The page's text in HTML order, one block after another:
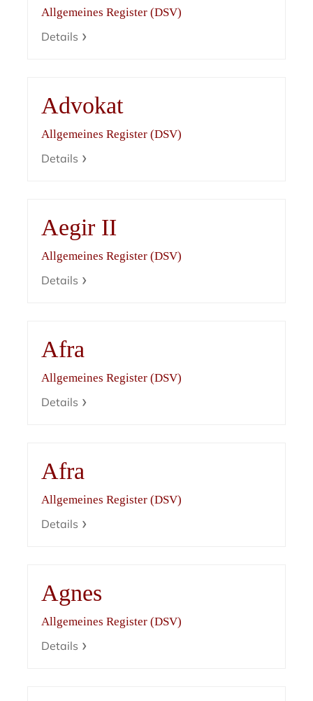
Allgemeines Register (DSV)
Details
Advokat
Allgemeines Register (DSV)
Details
Aegir II
Allgemeines Register (DSV)
Details
Afra
Allgemeines Register (DSV)
Details
Afra
Allgemeines Register (DSV)
Details
Agnes
Allgemeines Register (DSV)
Details